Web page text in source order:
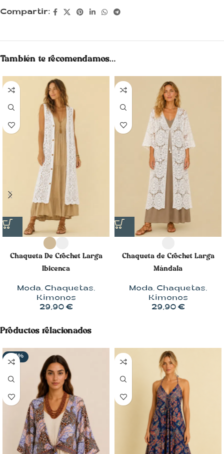
Compartir:
También te recomendamos…
Chaqueta De Crochet Larga
Ibicenca
Moda, Chaquetas,
Kimonos
29,90 €
Chaqueta de Crochet Larga
Mándala
Moda, Chaquetas,
Kimonos
29,90 €
Productos relacionados
-55%